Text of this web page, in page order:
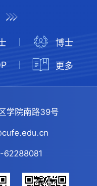
博士
更多
学院南路39号
62288081